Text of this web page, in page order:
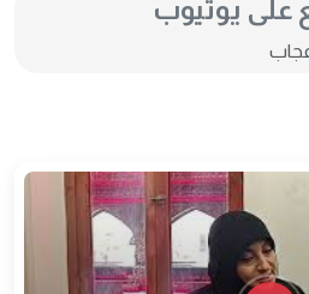
على يوتيوب